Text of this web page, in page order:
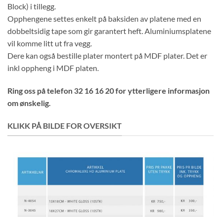
Block) i tillegg.
Opphengene settes enkelt på baksiden av platene med en
dobbeltsidig tape som gir garantert heft. Aluminiumsplatene
vil komme litt ut fra vegg.
Dere kan også bestille plater montert på MDF plater. Det er
inkl oppheng i MDF platen.
Ring oss på telefon 32 16 16 20 for ytterligere informasjon
om ønskelig.
KLIKK PÅ BILDE FOR OVERSIKT